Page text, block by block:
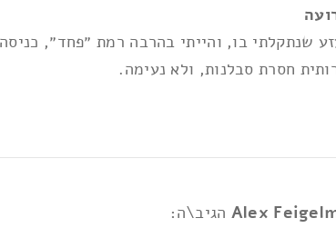
חסרת סבלנות, ולא נעימה.
Alex הגיב\ה: